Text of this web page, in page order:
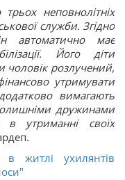
трьох неповнолітніх
служби. Згідно
автоматично має
Його діти
чоловік розлучений,
утримувати
вимагають
дружинами
утриманні своїх
житлі ухилянтів